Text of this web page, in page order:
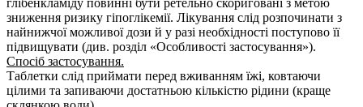
глібенкламіду повинні бути ретельно скориговані з метою
зниження ризику гіпоглікемії. Лікування слід розпочинати з
найнижчої можливої дози й у разі необхідності поступово її
підвищувати (див. розділ «Особливості застосування»).
Спосіб застосування.
Таблетки слід приймати перед вживанням їжі, ковтаючи
цілими та запиваючи достатньою кількістю рідини (краще